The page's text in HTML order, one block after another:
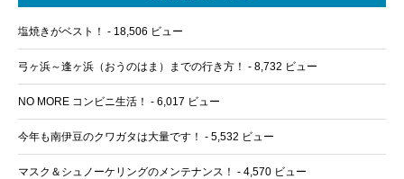
塩焼きがベスト！ - 18,506 ビュー
弓ヶ浜～逢ヶ浜（おうのはま）までの行き方！ - 8,732 ビュー
NO MORE コンビニ生活！ - 6,017 ビュー
今年も南伊豆のクワガタは大量です！ - 5,532 ビュー
マスク＆シュノーケリングのメンテナンス！ - 4,570 ビュー